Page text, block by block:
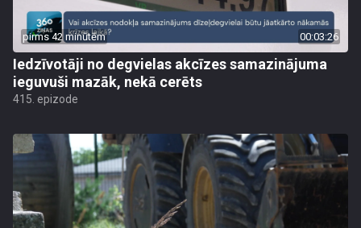
pirms 42 minūtēm 00:03:26
Iedzīvotāji no degvielas akcīzes samazinājuma
ieguvuši mazāk, nekā cerēts
415. epizode